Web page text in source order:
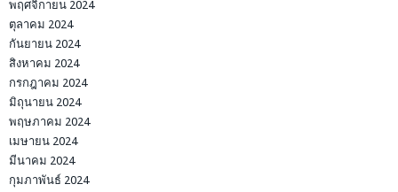
พฤศจิกายน 2024
ตุลาคม 2024
กันยายน 2024
สิงหาคม 2024
กรกฎาคม 2024
มิถุนายน 2024
พฤษภาคม 2024
เมษายน 2024
มีนาคม 2024
กุมภาพันธ์ 2024